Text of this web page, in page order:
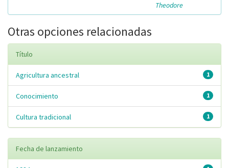
Theodore
Otras opciones relacionadas
Título
1
Agricultura ancestral
1
Conocimiento
1
Cultura tradicional
Fecha de lanzamiento